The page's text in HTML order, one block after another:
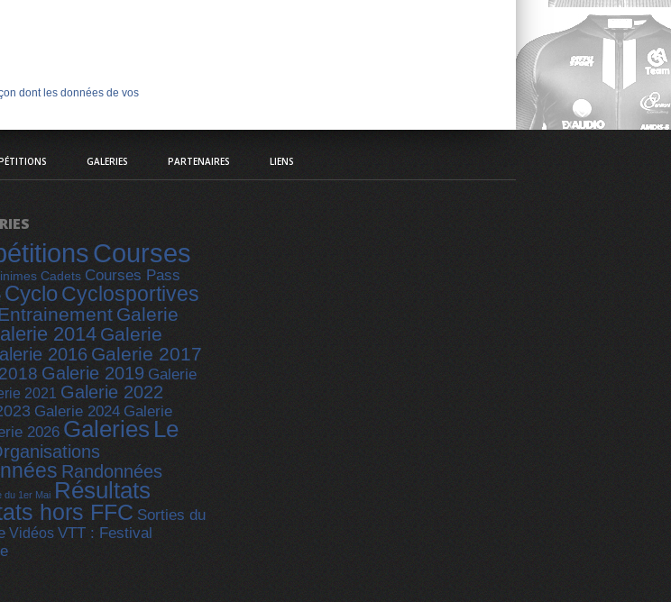
dont les données de vos
GALERIES PARTENAIRES LIENS
Courses
Cadets Courses Pass
CycloCyclosportives
Galerie
2014 Galerie
2016 Galerie 2017
Galerie 2019 Galerie
2021 Galerie 2022
Galerie 2024 Galerie
2026 Galeries Le
Randonnées
du 1er Mai Résultats
hors FFC Sorties du
Vidéos VTT : Festival